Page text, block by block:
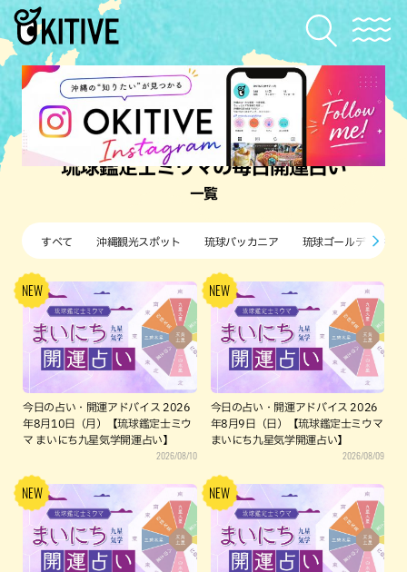
琉球鑑定士ミウマの毎日開運占い
一覧
すべて 沖縄観光スポット 琉球バッカニア 琉球ゴールデンキン
今日の占い・開運アドバイス 2026
年8月10日（月）【琉球鑑定士ミウ
マ まいにち九星気学開運占い】
2026/08/10
今日の占い・開運アドバイス 2026
年8月9日（日）【琉球鑑定士ミウマ
まいにち九星気学開運占い】
2026/08/09